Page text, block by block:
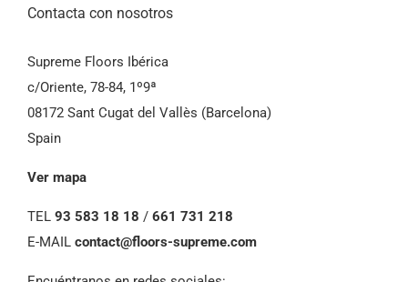
c/Oriente, 78-84, 1º9ª
08172 Sant Cugat del Vallès (Barcelona)
Spain
E-MAIL contact@floors-supreme.com